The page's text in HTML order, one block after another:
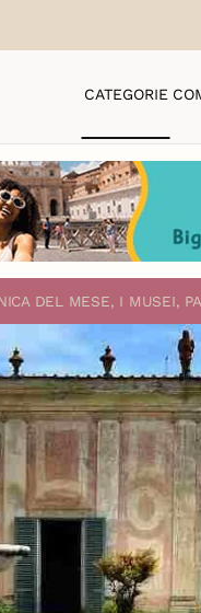
CATEGORIE
DEL MESE, I MUSEI,